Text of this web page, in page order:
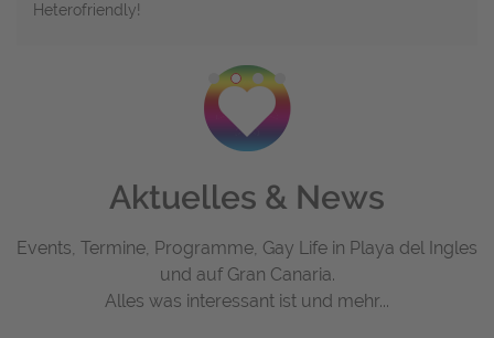
Heterofriendly!
Aktuelles & News
Events, Termine, Programme, Gay Life in Playa del Ingles
und auf Gran Canaria.
Alles was interessant ist und mehr...